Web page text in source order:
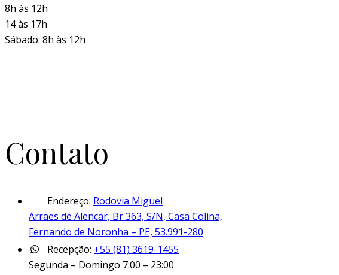
8h às 12h
14 às 17h
Sábado: 8h às 12h
Contato
Endereço: Rodovia Miguel
Arraes de Alencar, Br 363, S/N, Casa Colina,
Fernando de Noronha – PE, 53.991-280
Recepção: +55 (81) 3619-1455
Segunda – Domingo 7:00 – 23:00